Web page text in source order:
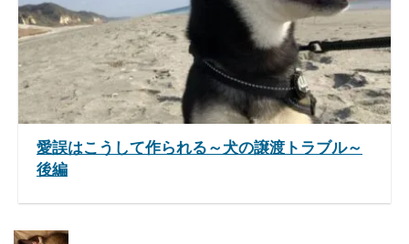
愛誤はこうして作られる～犬の譲渡トラブル～
後編